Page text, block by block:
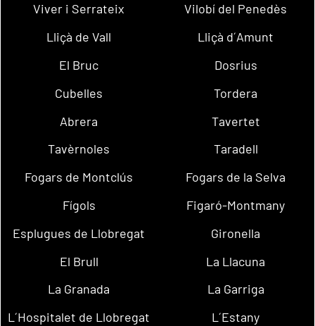
Viver i Serrateix
Vilobí del Penedès
Lliçà de Vall
Lliçà d´Amunt
El Bruc
Dosrius
Cubelles
Tordera
Abrera
Tavertet
Tavèrnoles
Taradell
Fogars de Montclús
Fogars de la Selva
Fígols
Figaró-Montmany
Esplugues de Llobregat
Gironella
El Brull
La Llacuna
La Granada
La Garriga
L´Hospitalet de Llobregat
L´Estany